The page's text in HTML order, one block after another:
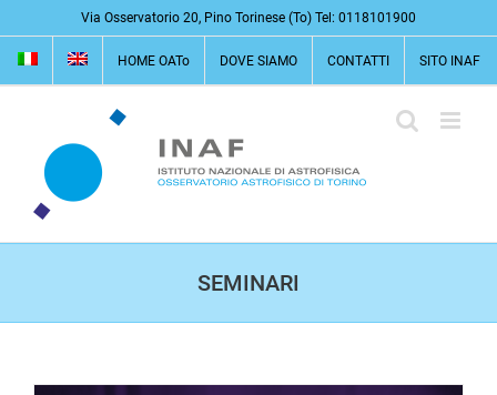
al
contenuto
Via Osservatorio 20, Pino Torinese (To) Tel: 0118101900
HOME OATo DOVE SIAMO CONTATTI SITO INAF
SEMINARI